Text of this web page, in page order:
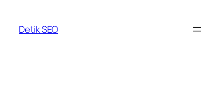
content
Detik SEO